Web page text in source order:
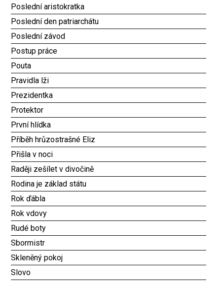
Poslední aristokratka
Poslední den patriarchátu
Poslední závod
Postup práce
Pouta
Pravidla lži
Prezidentka
Protektor
První hlídka
Příběh hrůzostrašné Eliz
Přišla v noci
Raději zešílet v divočině
Rodina je základ státu
Rok ďábla
Rok vdovy
Rudé boty
Sbormistr
Skleněný pokoj
Slovo